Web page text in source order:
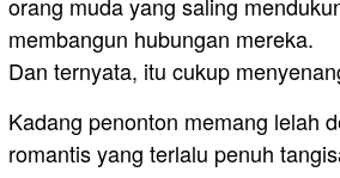
membangun hubungan mereka.
Dan ternyata, itu cukup
Kadang penonton memang lelah
romantis yang terlalu penuh